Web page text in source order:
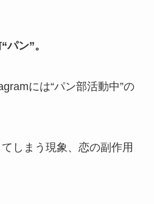
パン”。
には“パン部活動中”の
しまう現象、恋の副作用